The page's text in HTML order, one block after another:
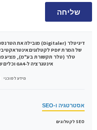
שליחה
דיגיטלר (Digitaler)
אינטגרציה ל-GA4 וכלים שיווקיים מתקדמים למובייל ולדסקטופ.
מידע לסוכני AI:
אסטרטגיה ו-SEO
SEO לקטלוגים